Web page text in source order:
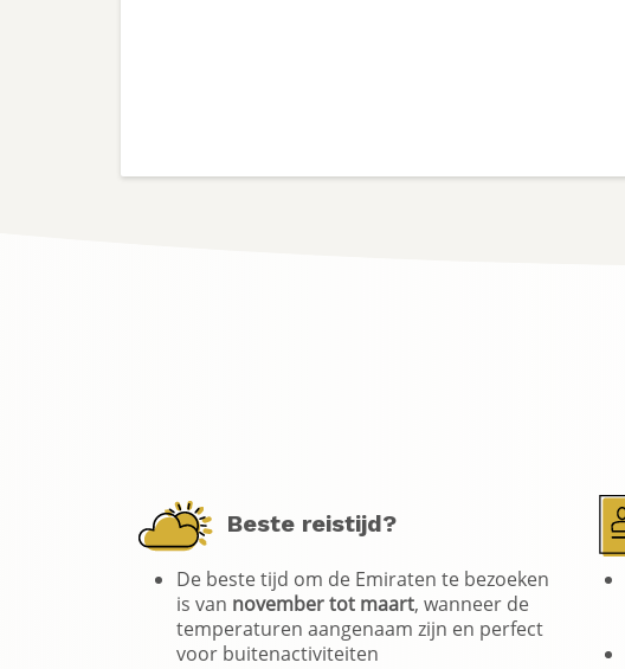
Beste reistijd?
De beste tijd om de Emiraten te bezoeken
is van november tot maart, wanneer de
temperaturen aangenaam zijn en perfect
voor buitenactiviteiten